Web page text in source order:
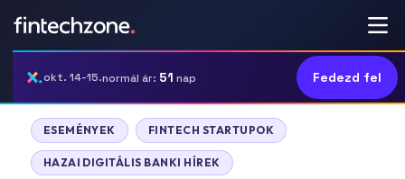
okt. 14-15.normál ár: 51 nap Fedezd fel
ESEMÉNYEK FINTECH STARTUPOK
HAZAI DIGITÁLIS BANKI HÍREK